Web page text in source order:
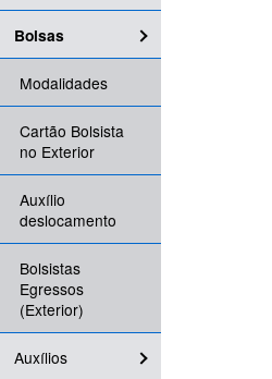
Bolsas
Modalidades
Cartão Bolsista
no Exterior
Auxílio
deslocamento
Bolsistas
Egressos
(Exterior)
Auxílios